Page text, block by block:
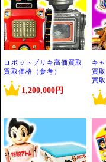
ロボットブリキ高価買取
買取価格（参考）
1,200,000円
キ
買取
買